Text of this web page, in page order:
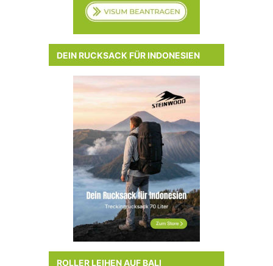
DEIN RUCKSACK FÜR INDONESIEN
ROLLER LEIHEN AUF BALI